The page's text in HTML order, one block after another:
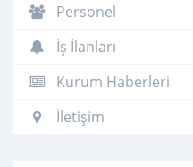
Personel
İş İlanları
Kurum Haberleri
İletişim